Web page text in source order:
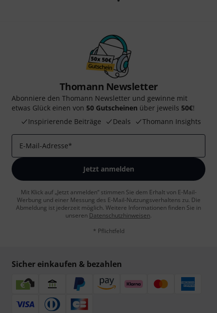
Thomann Newsletter
Abonniere den Thomann Newsletter und gewinne mit
etwas Glück einen von 50 Gutscheinen über jeweils 50€!
Inspirierende Beiträge
Deals Thomann Insights
E-Mail-Adresse*
Jetzt anmelden
Mit Klick auf „Jetzt anmelden“ stimmen Sie dem Erhalt von E-Mail-
Werbung und einer Messung des E-Mail-Nutzungsverhaltens zu. Die
Abmeldung ist jederzeit möglich. Weitere Informationen finden Sie in
unseren Datenschutzhinweisen.
* Pflichtfeld
Sicher einkaufen & bezahlen